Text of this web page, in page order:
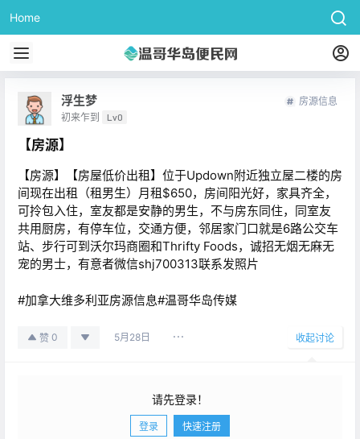
Home
浮生梦
初来乍到 Lv0
房源信息
【房源】
【房源】【房屋低价出租】位于Updown附近独立屋二楼的房
间现在出租（租男生）月租$650，房间阳光好，家具齐全，
可拎包入住，室友都是安静的男生，不与房东同住，同室友
共用厨房，有停车位，交通方便，邻居家门口就是6路公交车
站、步行可到沃尔玛商圈和Thrifty Foods，诚招无烟无麻无
宠的男士，有意者微信shj700313联系发照片
#加拿大维多利亚房源信息#温哥华岛传媒
赞 0 5月28日 收起讨论
请先登录！
登录 快速注册